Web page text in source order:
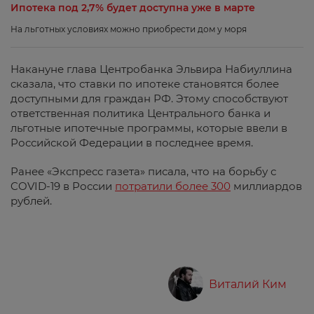
Ипотека под 2,7% будет доступна уже в марте
На льготных условиях можно приобрести дом у моря
Накануне глава Центробанка Эльвира Набиуллина
сказала, что ставки по ипотеке становятся более
доступными для граждан РФ. Этому способствуют
ответственная политика Центрального банка и
льготные ипотечные программы, которые ввели в
Российской Федерации в последнее время.
Ранее «Экспресс газета» писала, что на борьбу с
COVID-19 в России потратили более 300 миллиардов
рублей.
Виталий Ким